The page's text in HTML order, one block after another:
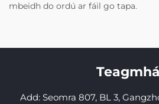
mbeidh do ordú ar fáil go tapa.
Add: Seomra 807, BL 3,